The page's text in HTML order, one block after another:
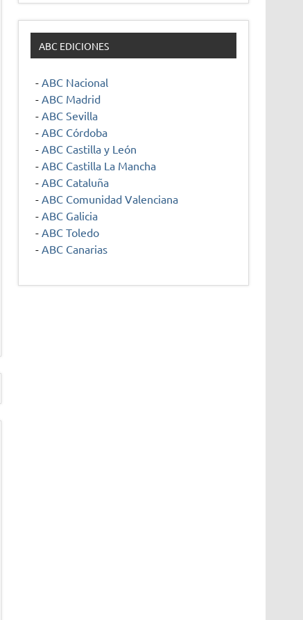
ABC EDICIONES
- ABC Nacional
- ABC Madrid
- ABC Sevilla
- ABC Córdoba
- ABC Castilla y León
- ABC Castilla La Mancha
- ABC Cataluña
- ABC Comunidad Valenciana
- ABC Galicia
- ABC Toledo
- ABC Canarias